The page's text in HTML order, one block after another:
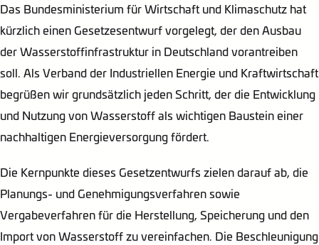
Das Bundesministerium für Wirtschaft und Klimaschutz hat
kürzlich einen Gesetzesentwurf vorgelegt, der den Ausbau
der Wasserstoffinfrastruktur in Deutschland vorantreiben
soll. Als Verband der Industriellen Energie und Kraftwirtschaft
begrüßen wir grundsätzlich jeden Schritt, der die Entwicklung
und Nutzung von Wasserstoff als wichtigen Baustein einer
nachhaltigen Energieversorgung fördert.
Die Kernpunkte dieses Gesetzentwurfs zielen darauf ab, die
Planungs- und Genehmigungsverfahren sowie
Vergabeverfahren für die Herstellung, Speicherung und den
Import von Wasserstoff zu vereinfachen. Die Beschleunigung